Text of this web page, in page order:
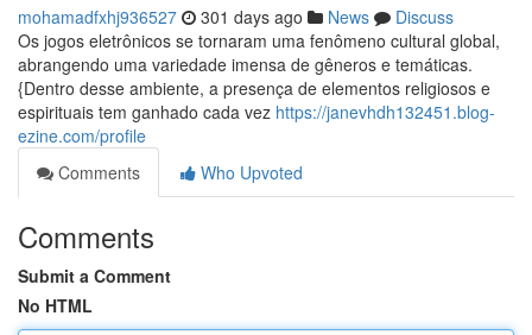
mohamadfxhj936527 301 days ago News
Discuss
Os jogos eletrônicos se tornaram uma fenômeno cultural global,
abrangendo uma variedade imensa de gêneros e temáticas.
{Dentro desse ambiente, a presença de elementos religiosos e
espirituais tem ganhado cada vez https://janevhdh132451.blog-
ezine.com/profile
Comments
Who Upvoted
Comments
Submit a Comment
No HTML